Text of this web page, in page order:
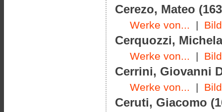
Cerezo, Mateo
Werke von... |
Cerquozzi,
Werke von... |
Cerrini, Giovanni
Werke von... |
Ceruti, Giacomo